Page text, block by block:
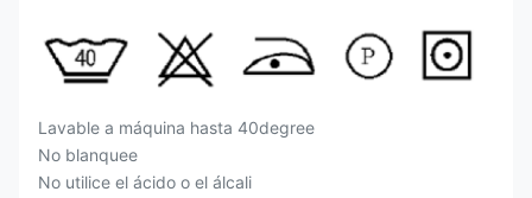
Lavable a máquina hasta 40degree
No blanquee
No utilice el ácido o el álcali